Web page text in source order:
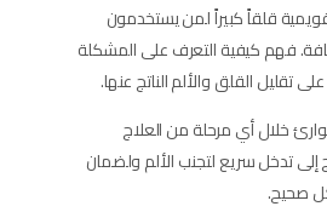
قلقاً كبيراً لمن يستخدمون
فهم كيفية التعرف على المشكلة
تقليل القلق والألم الناتج عنها.
خلال أي مرحلة من العلاج
إلى تدخل سريع لتجنب الألم ولضمان
صحيح.